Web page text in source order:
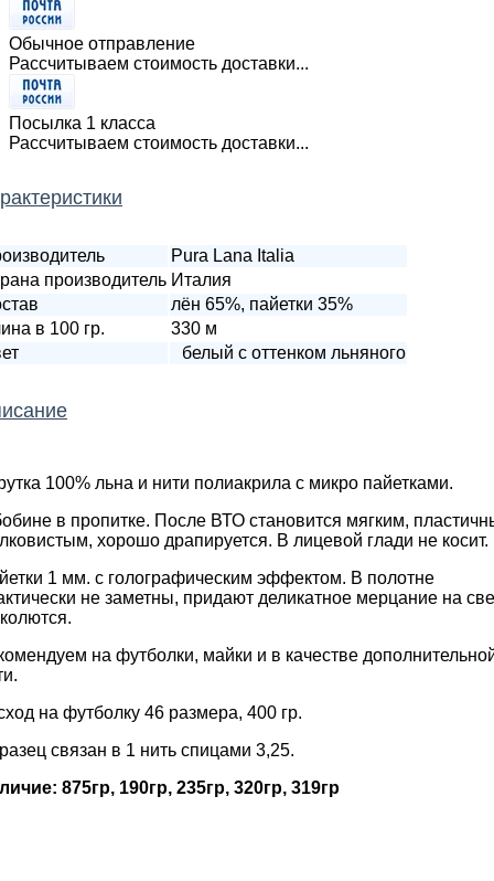
Обычное отправление
Рассчитываем стоимость доставки...
Посылка 1 класса
Рассчитываем стоимость доставки...
Pura Lana Italia
производитель Италия
лён 65%, пайетки 35%
в 100 гр.
330 м
белый с оттенком льняного
100% льна и нити полиакрила с микро пайетками.
в пропитке. После ВТО становится мягким,
хорошо драпируется. В лицевой глади не косит.
1 мм. с голографическим эффектом. В полотне
не заметны, придают деликатное мерцание на
на футболки, майки и в качестве
на футболку 46 размера, 400 гр.
связан в 1 нить спицами 3,25.
875гр, 190гр, 235гр, 320гр, 319гр